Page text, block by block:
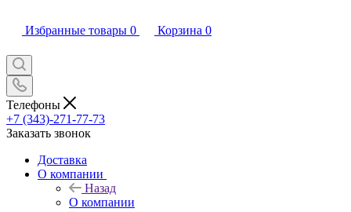
Избранные товары 0 Корзина 0
Телефоны
+7 (343)-271-77-73
Заказать звонок
Доставка
О компании
Назад
О компании